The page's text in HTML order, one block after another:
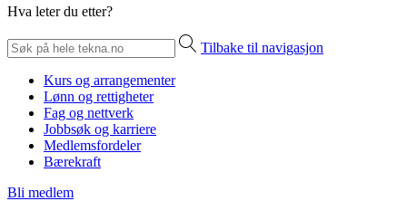
Hva leter du etter?
Tilbake til navigasjon
Kurs og arrangementer
Lønn og rettigheter
Fag og nettverk
Jobbsøk og karriere
Medlemsfordeler
Bærekraft
Bli medlem